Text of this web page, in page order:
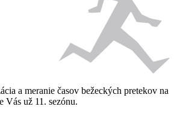
a meranie časov bežeckých pretekov na
Vás už 11. sezónu.